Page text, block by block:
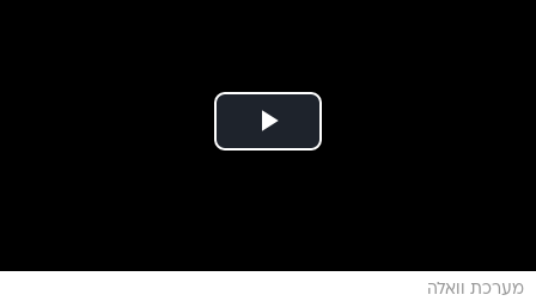
מערכת וואלה